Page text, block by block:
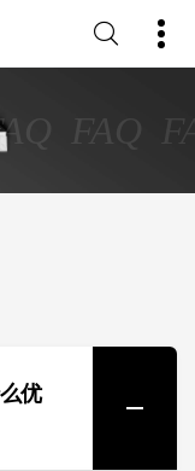
FAQ
优